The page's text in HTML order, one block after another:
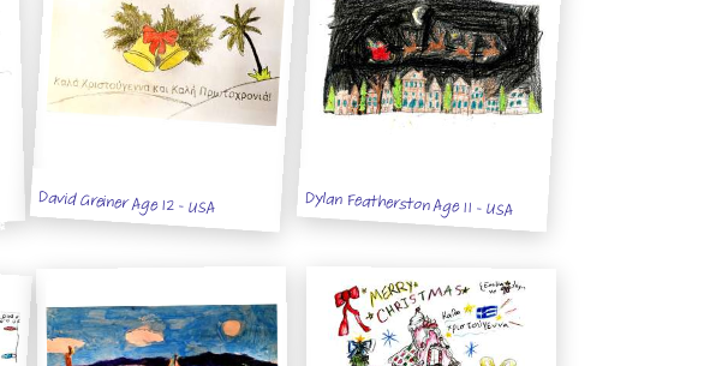
David Greiner Age 12 - USA Dylan Featherston Age 11 - USA